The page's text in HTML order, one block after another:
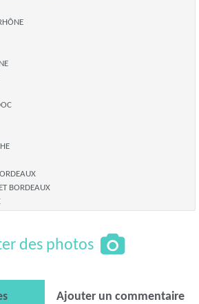
BORDEAUX
des photos
Ajouter un commentaire